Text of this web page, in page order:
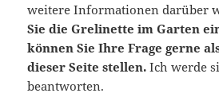
weitere Informationen darüber
Sie die Grelinette im Garten
können Sie Ihre Frage gerne
dieser Seite stellen. Ich werde
beantworten.